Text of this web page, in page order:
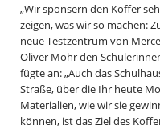
„Wir sponsern den Koffer
zeigen, was wir so machen:
neue Testzentrum von
Oliver Mohr den
fügte an: „Auch das
Straße, über die Ihr heute
Materialien, wie wir sie
können, ist das Ziel des